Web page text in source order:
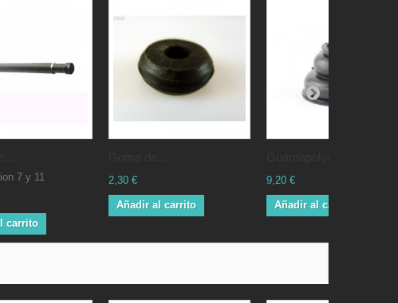
7 y 11
carrito
2,30 €
Añadir al carrito
9,20 €
Añadir al carrito